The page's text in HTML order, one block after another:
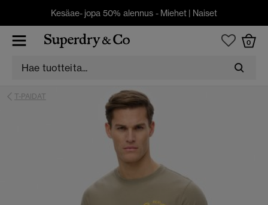
Kesäae- jopa 50% alennus - Miehet | Naiset
0
T-PAIDAT